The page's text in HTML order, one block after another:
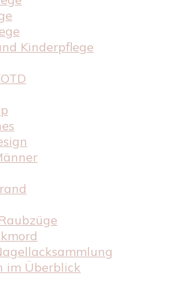
Kinderpflege
im Überblick